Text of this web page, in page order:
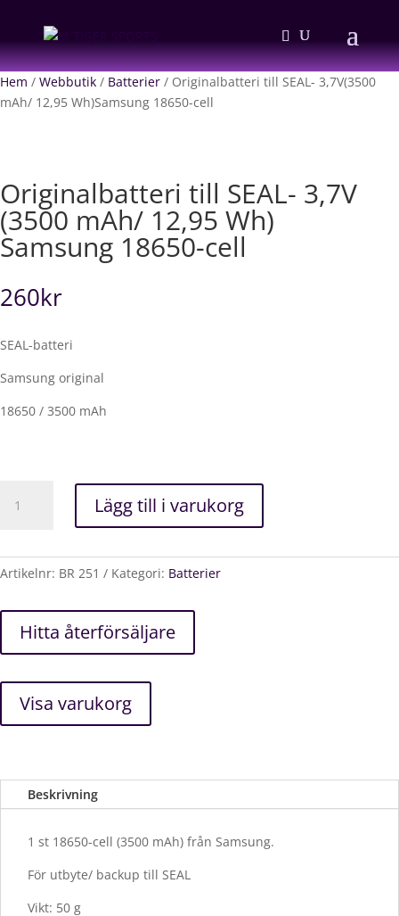
Hem / Webbutik / Batterier / Originalbatteri till SEAL- 3,7V(3500
mAh/ 12,95 Wh)Samsung 18650-cell
Originalbatteri till SEAL- 3,7V
(3500 mAh/ 12,95 Wh)
Samsung 18650-cell
260kr
SEAL-batteri
Samsung original
18650 / 3500 mAh
Originalbatteri
mAh/
Wh)Samsung
18650-
cell
Lägg till i varukorg
Artikelnr: BR 251 Kategori: Batterier
Hitta återförsäljare
Visa varukorg
Beskrivning
1 st 18650-cell (3500 mAh) från Samsung.
För utbyte/ backup till SEAL
Vikt: 50 g